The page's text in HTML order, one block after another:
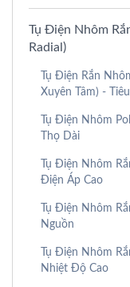
Tụ Điện Nhôm
Radial)
Tụ Điện Rắn
Xuyên Tâm) -
Tụ Điện Nhôm
Thọ Dài
Tụ Điện Nhôm
Điện Áp Cao
Tụ Điện Nhôm
Nguồn
Tụ Điện Nhôm
Nhiệt Độ Cao